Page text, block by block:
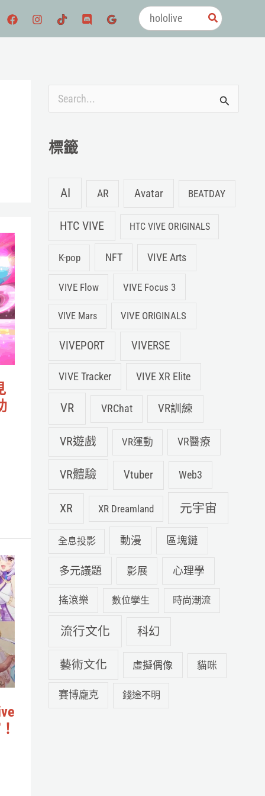
搜
尋：
搜
關
標籤
AI AR Avatar BEATDAY
HTC VIVE HTC VIVE ORIGINALS
K-pop NFT VIVE Arts
VIVE Flow VIVE Focus 3
VIVE Mars VIVE ORIGINALS
VIVEPORT VIVERSE
VIVE Tracker VIVE XR Elite
VR VRChat VR訓練
VR遊戲 VR運動 VR醫療
VR體驗 Vtuber Web3
XR XR Dreamland 元宇宙
全息投影 動漫 區塊鏈
多元議題 影展 心理學
搖滾樂 數位孿生 時尚潮流
流行文化 科幻
藝術文化 虛擬偶像 貓咪
賽博龐克 錢途不明